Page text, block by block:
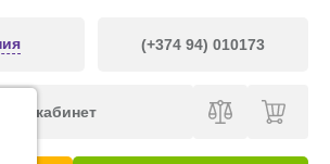
(+374 94) 010173
кабинет